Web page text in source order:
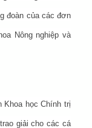
đoàn của các đơn
Nông nghiệp và
Khoa học Chính trị
giải cho các cá